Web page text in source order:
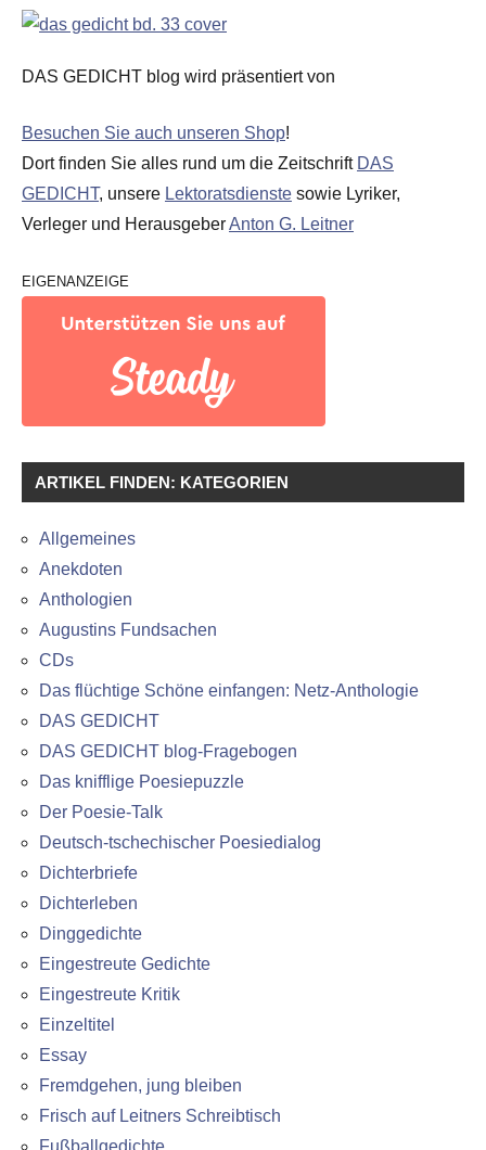
DAS GEDICHT blog wird präsentiert von
Besuchen Sie auch unseren Shop!
Dort finden Sie alles rund um die Zeitschrift DAS
GEDICHT, unsere Lektoratsdienste sowie Lyriker,
Verleger und HerausgeberAnton G. Leitner
EIGENANZEIGE
ARTIKEL FINDEN: KATEGORIEN
Allgemeines
Anekdoten
Anthologien
Augustins Fundsachen
CDs
Das flüchtige Schöne einfangen: Netz-Anthologie
DAS GEDICHT
DAS GEDICHT blog-Fragebogen
Das knifflige Poesiepuzzle
Der Poesie-Talk
Deutsch-tschechischer Poesiedialog
Dichterbriefe
Dichterleben
Dinggedichte
Eingestreute Gedichte
Eingestreute Kritik
Einzeltitel
Essay
Fremdgehen, jung bleiben
Frisch auf Leitners Schreibtisch